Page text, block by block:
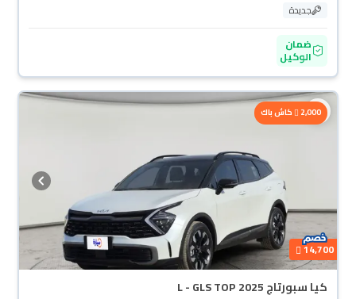
جديدة
ضمان
الوكيل
2,000 كاش باك
محجوزة
14,700
كيا سبورتاج L - GLS TOP 2025